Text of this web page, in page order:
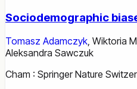
Sociodemographic
Tomasz Adamczyk, Wiktoria
Aleksandra Sawczuk
Cham : Springer Nature